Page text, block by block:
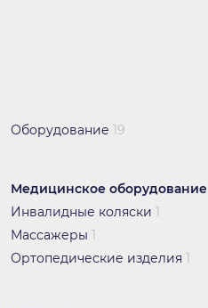
Оборудование 19
Медицинское оборудование
Инвалидные коляски 1
Массажеры 1
Ортопедические изделия 1